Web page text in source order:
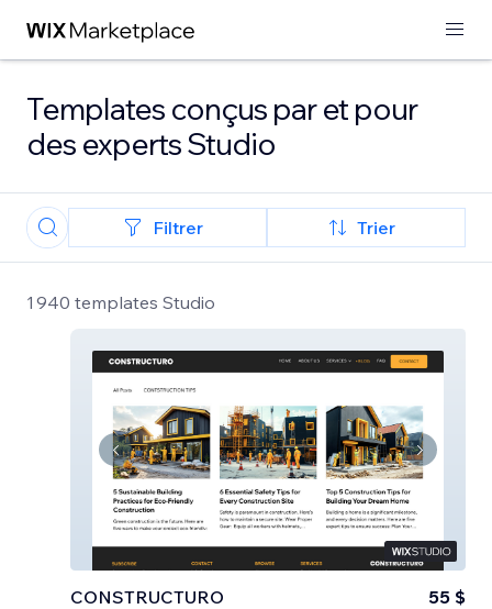
Templates conçus par et pour
des experts Studio
Filtrer Trier
1 940 templates Studio
CONSTRUCTURO 55 $